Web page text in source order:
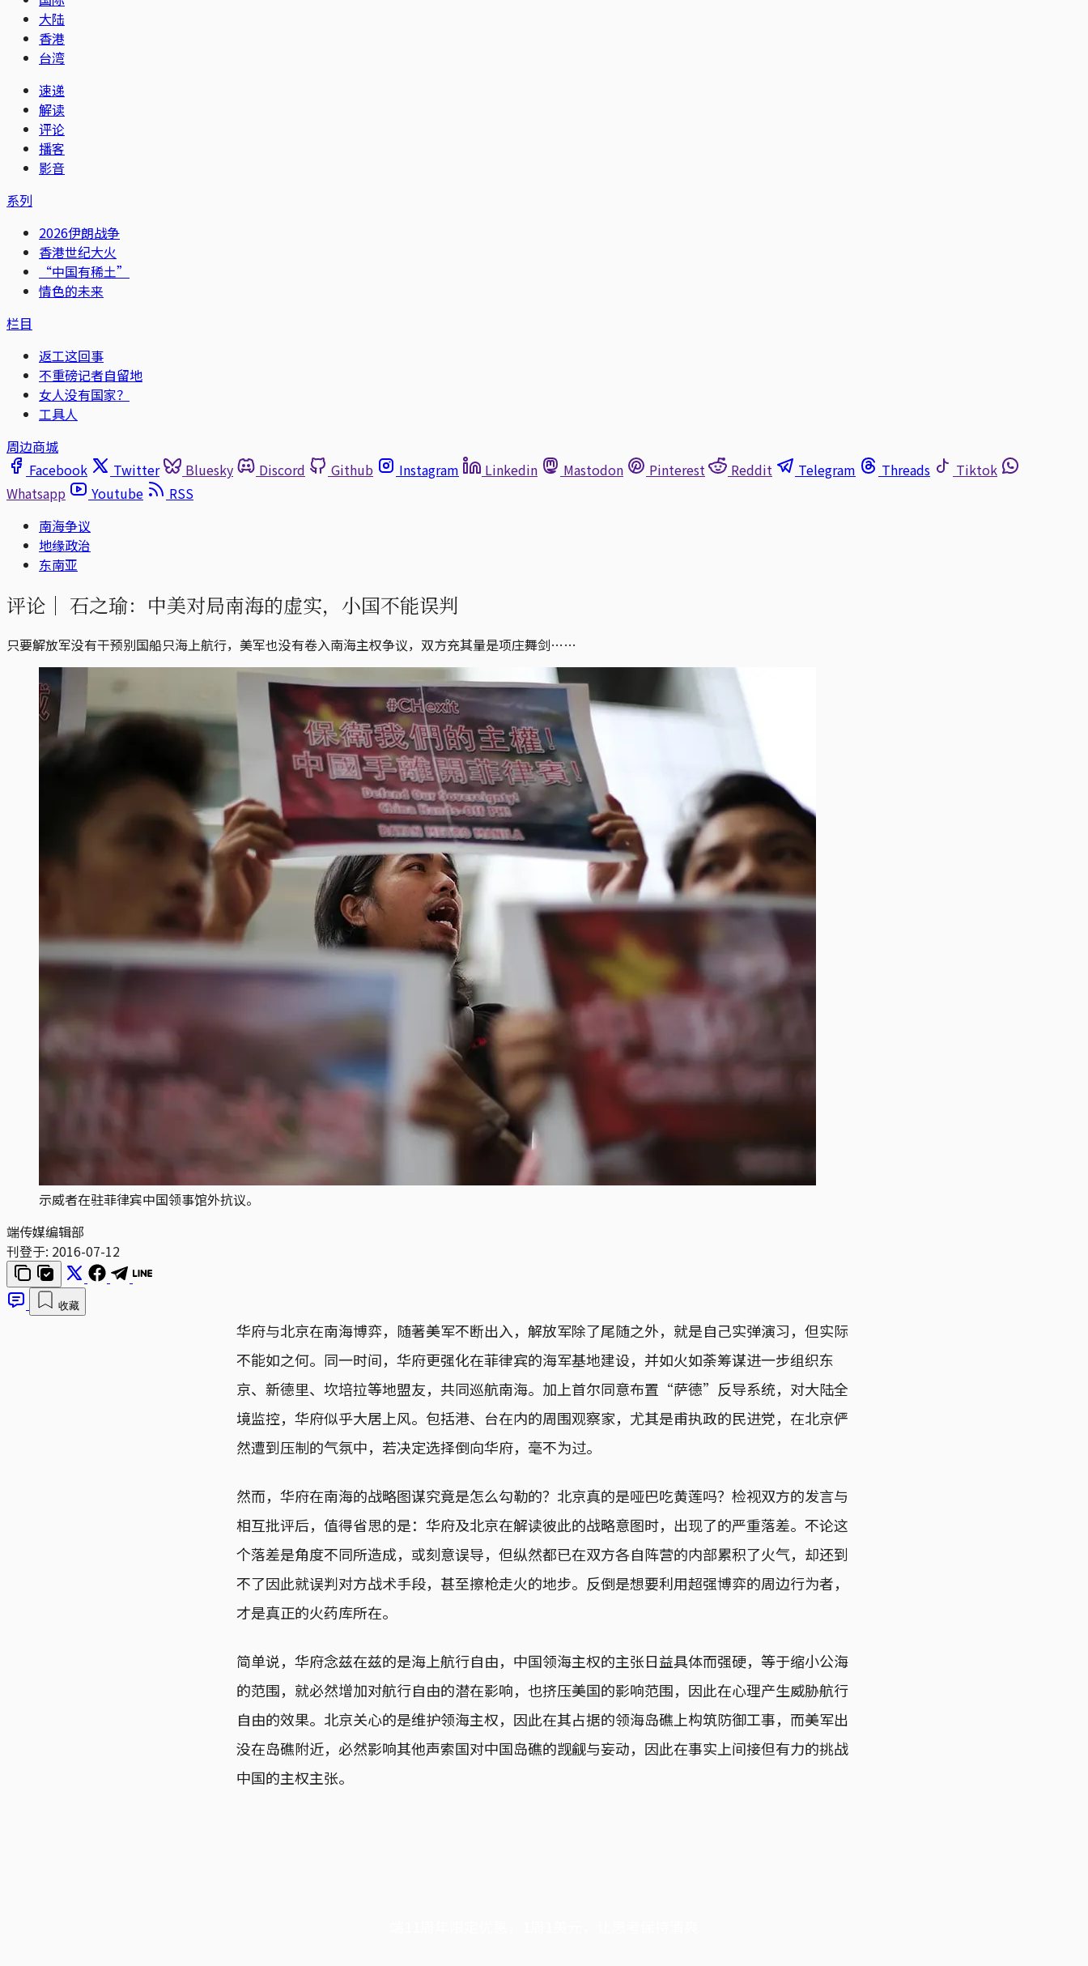
大陆
香港
台湾
速递
解读
评论
播客
影音
系列
2026伊朗战争
香港世纪大火
“中国有稀土”
情色的未来
栏目
返工这回事
不重磅记者自留地
女人没有国家？
工具人
周边商城
Facebook
Twitter Bluesky Discord Github Instagram Linkedin Mastodon Pinterest Reddit Telegram Threads
Tiktok
Whatsapp
Youtube
RSS
南海争议
地缘政治
东南亚
评论｜ 石之瑜：中美对局南海的虚实，小国不能误判
只要解放军没有干预别国船只海上航行，美军也没有卷入南海主权争议，双方充其量是项庄舞剑……
示威者在驻菲律宾中国领事馆外抗议。
端传媒编辑部
刊登于: 2016-07-12
收藏
华府与北京在南海博弈，随著美军不断出入，解放军除了尾随之外，就是自己实弹演习，但实际
不能如之何。同一时间，华府更强化在菲律宾的海军基地建设，并如火如荼筹谋进一步组织东
京、新德里、坎培拉等地盟友，共同巡航南海。加上首尔同意布置“萨德”反导系统，对大陆全
境监控，华府似乎大居上风。包括港、台在内的周围观察家，尤其是甫执政的民进党，在北京俨
然遭到压制的气氛中，若决定选择倒向华府，毫不为过。
然而，华府在南海的战略图谋究竟是怎么勾勒的？北京真的是哑巴吃黄莲吗？检视双方的发言与
相互批评后，值得省思的是：华府及北京在解读彼此的战略意图时，出现了的严重落差。不论这
个落差是角度不同所造成，或刻意误导，但纵然都已在双方各自阵营的内部累积了火气，却还到
不了因此就误判对方战术手段，甚至擦枪走火的地步。反倒是想要利用超强博弈的周边行为者，
才是真正的火药库所在。
简单说，华府念兹在兹的是海上航行自由，中国领海主权的主张日益具体而强硬，等于缩小公海
的范围，就必然增加对航行自由的潜在影响，也挤压美国的影响范围，因此在心理产生威胁航行
自由的效果。北京关心的是维护领海主权，因此在其占据的领海岛礁上构筑防御工事，而美军出
没在岛礁附近，必然影响其他声索国对中国岛礁的觊觎与妄动，因此在事实上间接但有力的挑战
中国的主权主张。